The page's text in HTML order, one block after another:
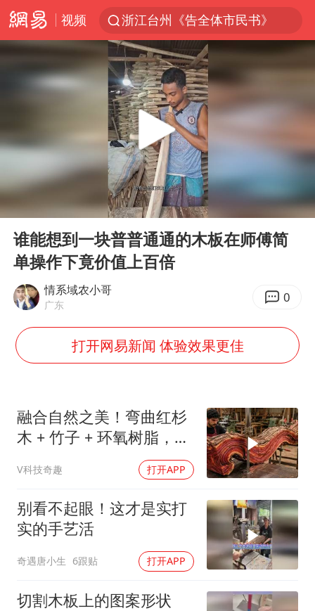
视频
浙江台州《告全体市民书》
美拟年底前首次测试“金穹”反导系统
四川宜宾3.4级地震
泰国初中生饮弹自尽前开了26枪
多所高校取消艺考
店主称换“青海拉面”招牌后生意更好
伊斯兰版北约来了吗
22岁女生独闯南太行失联12天
张本智和：零封向鹏不意外
习近平心系体育强国建设
Play
00:46
谁能想到一块普普通通的木板在师傅简
单操作下竟价值上百倍
情系域农小哥
广东 0
打开网易新闻 体验效果更佳
融合自然之美！弯曲红杉
木 + 竹子 + 环氧树脂，
DIY自制桌子惊艳全场
V科技奇趣 打开APP
别看不起眼！这才是实打
实的手艺活
奇遇唐小生 6跟贴 打开APP
切割木板上的图案形状